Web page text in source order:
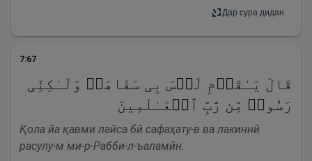
Дар сура дидан
7:67
قَالَ یَـٰقَوۡمِ لَیۡسَ بِی سَفَاهَةࣱ وَلَـٰكِنِّی
رَسُولࣱ مِّن رَّبِّ ٱلۡعَـٰلَمِینَ
Қола йа қавми лайса бӣ сафаҳату-в ва лакиннӣ
расулу-м ми-р-Рабби-л-ъаламӣн.